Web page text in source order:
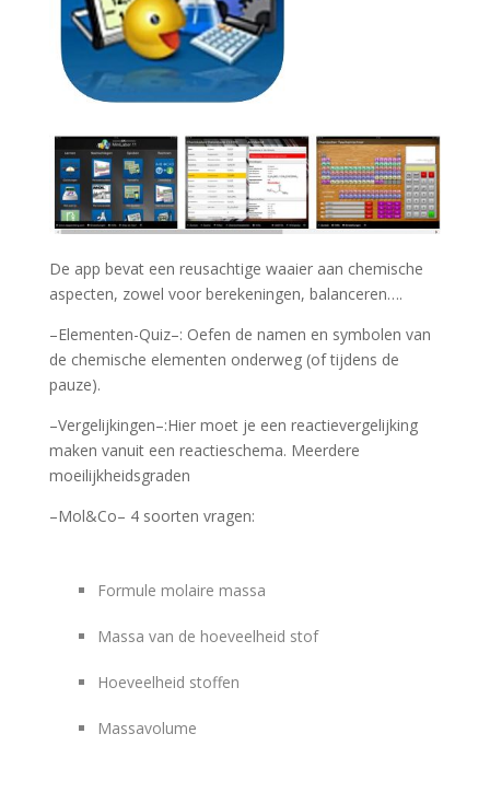
De app bevat een reusachtige waaier aan chemische
aspecten, zowel voor berekeningen, balanceren….
–Elementen-Quiz–: Oefen de namen en symbolen van
de chemische elementen onderweg (of tijdens de
pauze).
–Vergelijkingen–:Hier moet je een reactievergelijking
maken vanuit een reactieschema. Meerdere
moeilijkheidsgraden
–Mol&Co– 4 soorten vragen:
Formule molaire massa
Massa van de hoeveelheid stof
Hoeveelheid stoffen
Massavolume